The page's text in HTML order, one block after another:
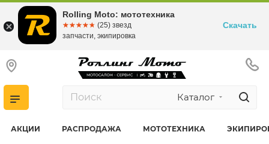
Каталог
АКЦИИ РАСПРОДАЖА МОТОТЕХНИКА
Rolling Moto: мототехника
☆☆☆☆☆
★★★★★ (25) звезд
запчасти, экипировка
Скачать